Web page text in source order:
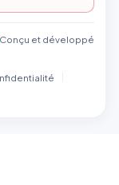
Conçu et développé